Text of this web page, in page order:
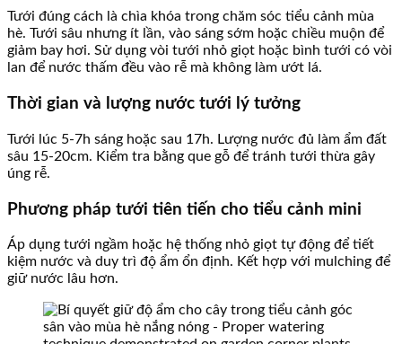
Tưới đúng cách là chìa khóa trong chăm sóc tiểu cảnh mùa
hè. Tưới sâu nhưng ít lần, vào sáng sớm hoặc chiều muộn để
giảm bay hơi. Sử dụng vòi tưới nhỏ giọt hoặc bình tưới có vòi
lan để nước thấm đều vào rễ mà không làm ướt lá.
Thời gian và lượng nước tưới lý tưởng
Tưới lúc 5-7h sáng hoặc sau 17h. Lượng nước đủ làm ẩm đất
sâu 15-20cm. Kiểm tra bằng que gỗ để tránh tưới thừa gây
úng rễ.
Phương pháp tưới tiên tiến cho tiểu cảnh mini
Áp dụng tưới ngầm hoặc hệ thống nhỏ giọt tự động để tiết
kiệm nước và duy trì độ ẩm ổn định. Kết hợp với mulching để
giữ nước lâu hơn.